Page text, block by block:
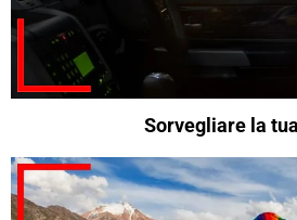
Sorvegliare la